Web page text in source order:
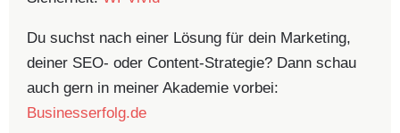
Du suchst nach einer Lösung für dein Marketing,
deiner SEO- oder Content-Strategie? Dann schau
auch gern in meiner Akademie vorbei:
Businesserfolg.de